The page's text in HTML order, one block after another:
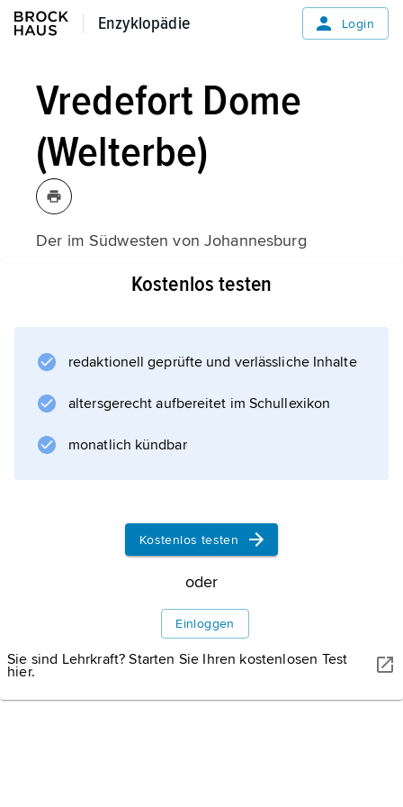
Enzyklopädie
Enzyklopädie Login
Vredefort Dome
(Welterbe)
Der im Südwesten von Johannesburg
der größte und älteste Meteoritenkrater der
Durchmesser von 10 km. Der Radius des
rund 50 km lange, halbringartige
Kostenlos testen
redaktionell geprüfte und verlässliche Inhalte
altersgerecht aufbereitet im Schullexikon
monatlich kündbar
Kostenlos testen
oder
Einloggen
Sie sind Lehrkraft? Starten Sie Ihren kostenlosen Test
hier.